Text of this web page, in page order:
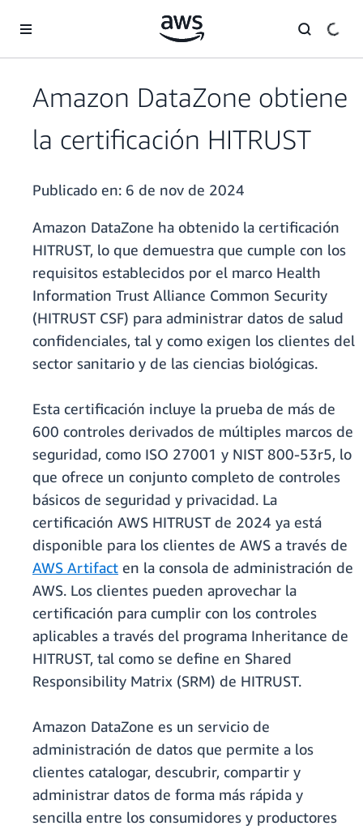
Amazon DataZone obtiene
la certificación HITRUST
Publicado en: 6 de nov de 2024
Amazon DataZone ha obtenido la certificación
HITRUST, lo que demuestra que cumple con los
requisitos establecidos por el marco Health
Information Trust Alliance Common Security
(HITRUST CSF) para administrar datos de salud
confidenciales, tal y como exigen los clientes del
sector sanitario y de las ciencias biológicas.
Esta certificación incluye la prueba de más de
600 controles derivados de múltiples marcos de
seguridad, como ISO 27001 y NIST 800-53r5, lo
que ofrece un conjunto completo de controles
básicos de seguridad y privacidad. La
certificación AWS HITRUST de 2024 ya está
disponible para los clientes de AWS a través de
AWS Artifact en la consola de administración de
AWS. Los clientes pueden aprovechar la
certificación para cumplir con los controles
aplicables a través del programa Inheritance de
HITRUST, tal como se define en Shared
Responsibility Matrix (SRM) de HITRUST.
Amazon DataZone es un servicio de
administración de datos que permite a los
clientes catalogar, descubrir, compartir y
administrar datos de forma más rápida y
sencilla entre los consumidores y productores